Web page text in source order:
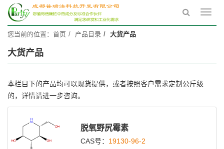
您当前的位置： 首页 产品目录 大货产品
大货产品
本栏目下的产品均可以现货提供，或者按照客户需求定制公斤级
的，详情请进一步咨询。
脱氧野尻霉素
CAS号： 19130-96-2